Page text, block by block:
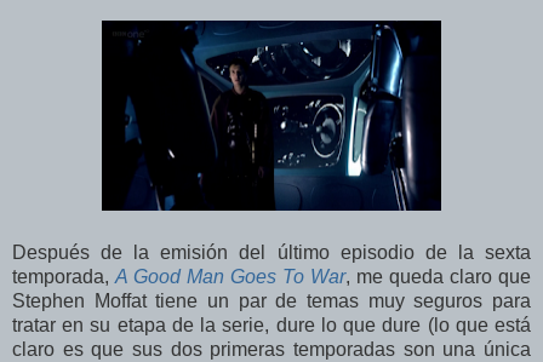
Después de la emisión del último episodio de la sexta
temporada, A Good Man Goes To War, me queda claro que
Stephen Moffat tiene un par de temas muy seguros para
tratar en su etapa de la serie, dure lo que dure (lo que está
claro es que sus dos primeras temporadas son una única